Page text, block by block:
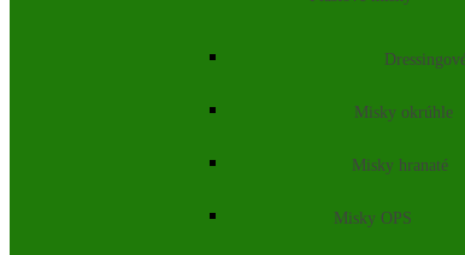
Misky okrúhle
Misky hranaté
Misky OPS